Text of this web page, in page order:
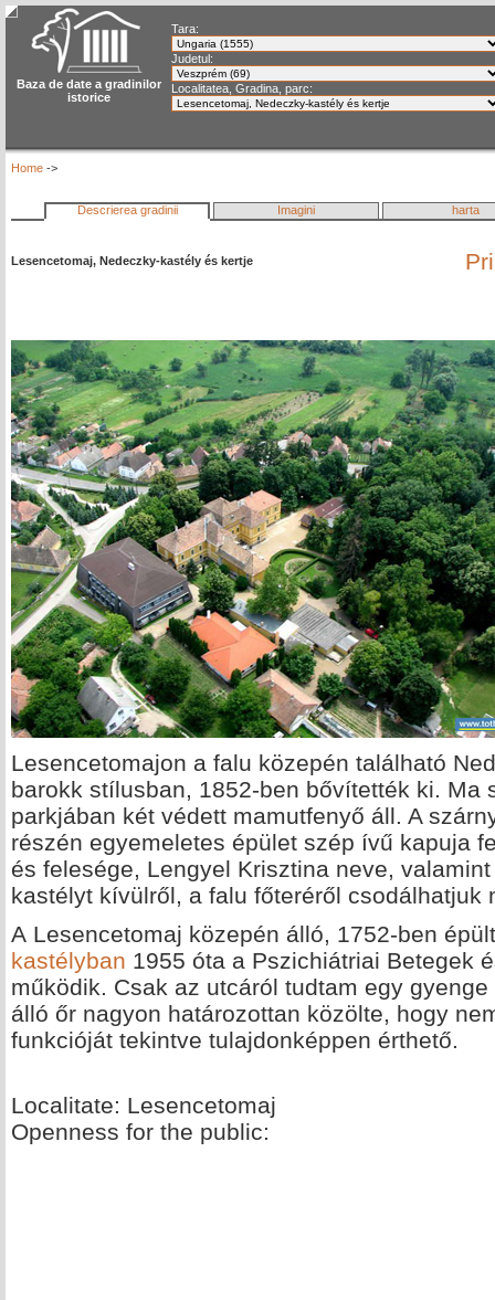
Baza de date a gradinilor
istorice
Tara:
Judetul:
Localitatea, Gradina, parc:
Home ->
Descrierea gradinii Imagini harta
Lesencetomaj, Nedeczky-kastély és kertje
Lesencetomajon a falu közepén található
barokk stílusban, 1852-ben bővítették ki. Ma
parkjában két védett mamutfenyő áll. A
részén egyemeletes épület szép ívű kapuja
és felesége, Lengyel Krisztina neve,
kastélyt kívülről, a falu főteréről csodálhatjuk
A Lesencetomaj közepén álló, 1752-ben
kastélyban 1955 óta a Pszichiátriai Betegek
működik. Csak az utcáról tudtam egy
álló őr nagyon határozottan közölte, hogy
funkcióját tekintve tulajdonképpen érthető.
Localitate: Lesencetomaj
Openness for the public: